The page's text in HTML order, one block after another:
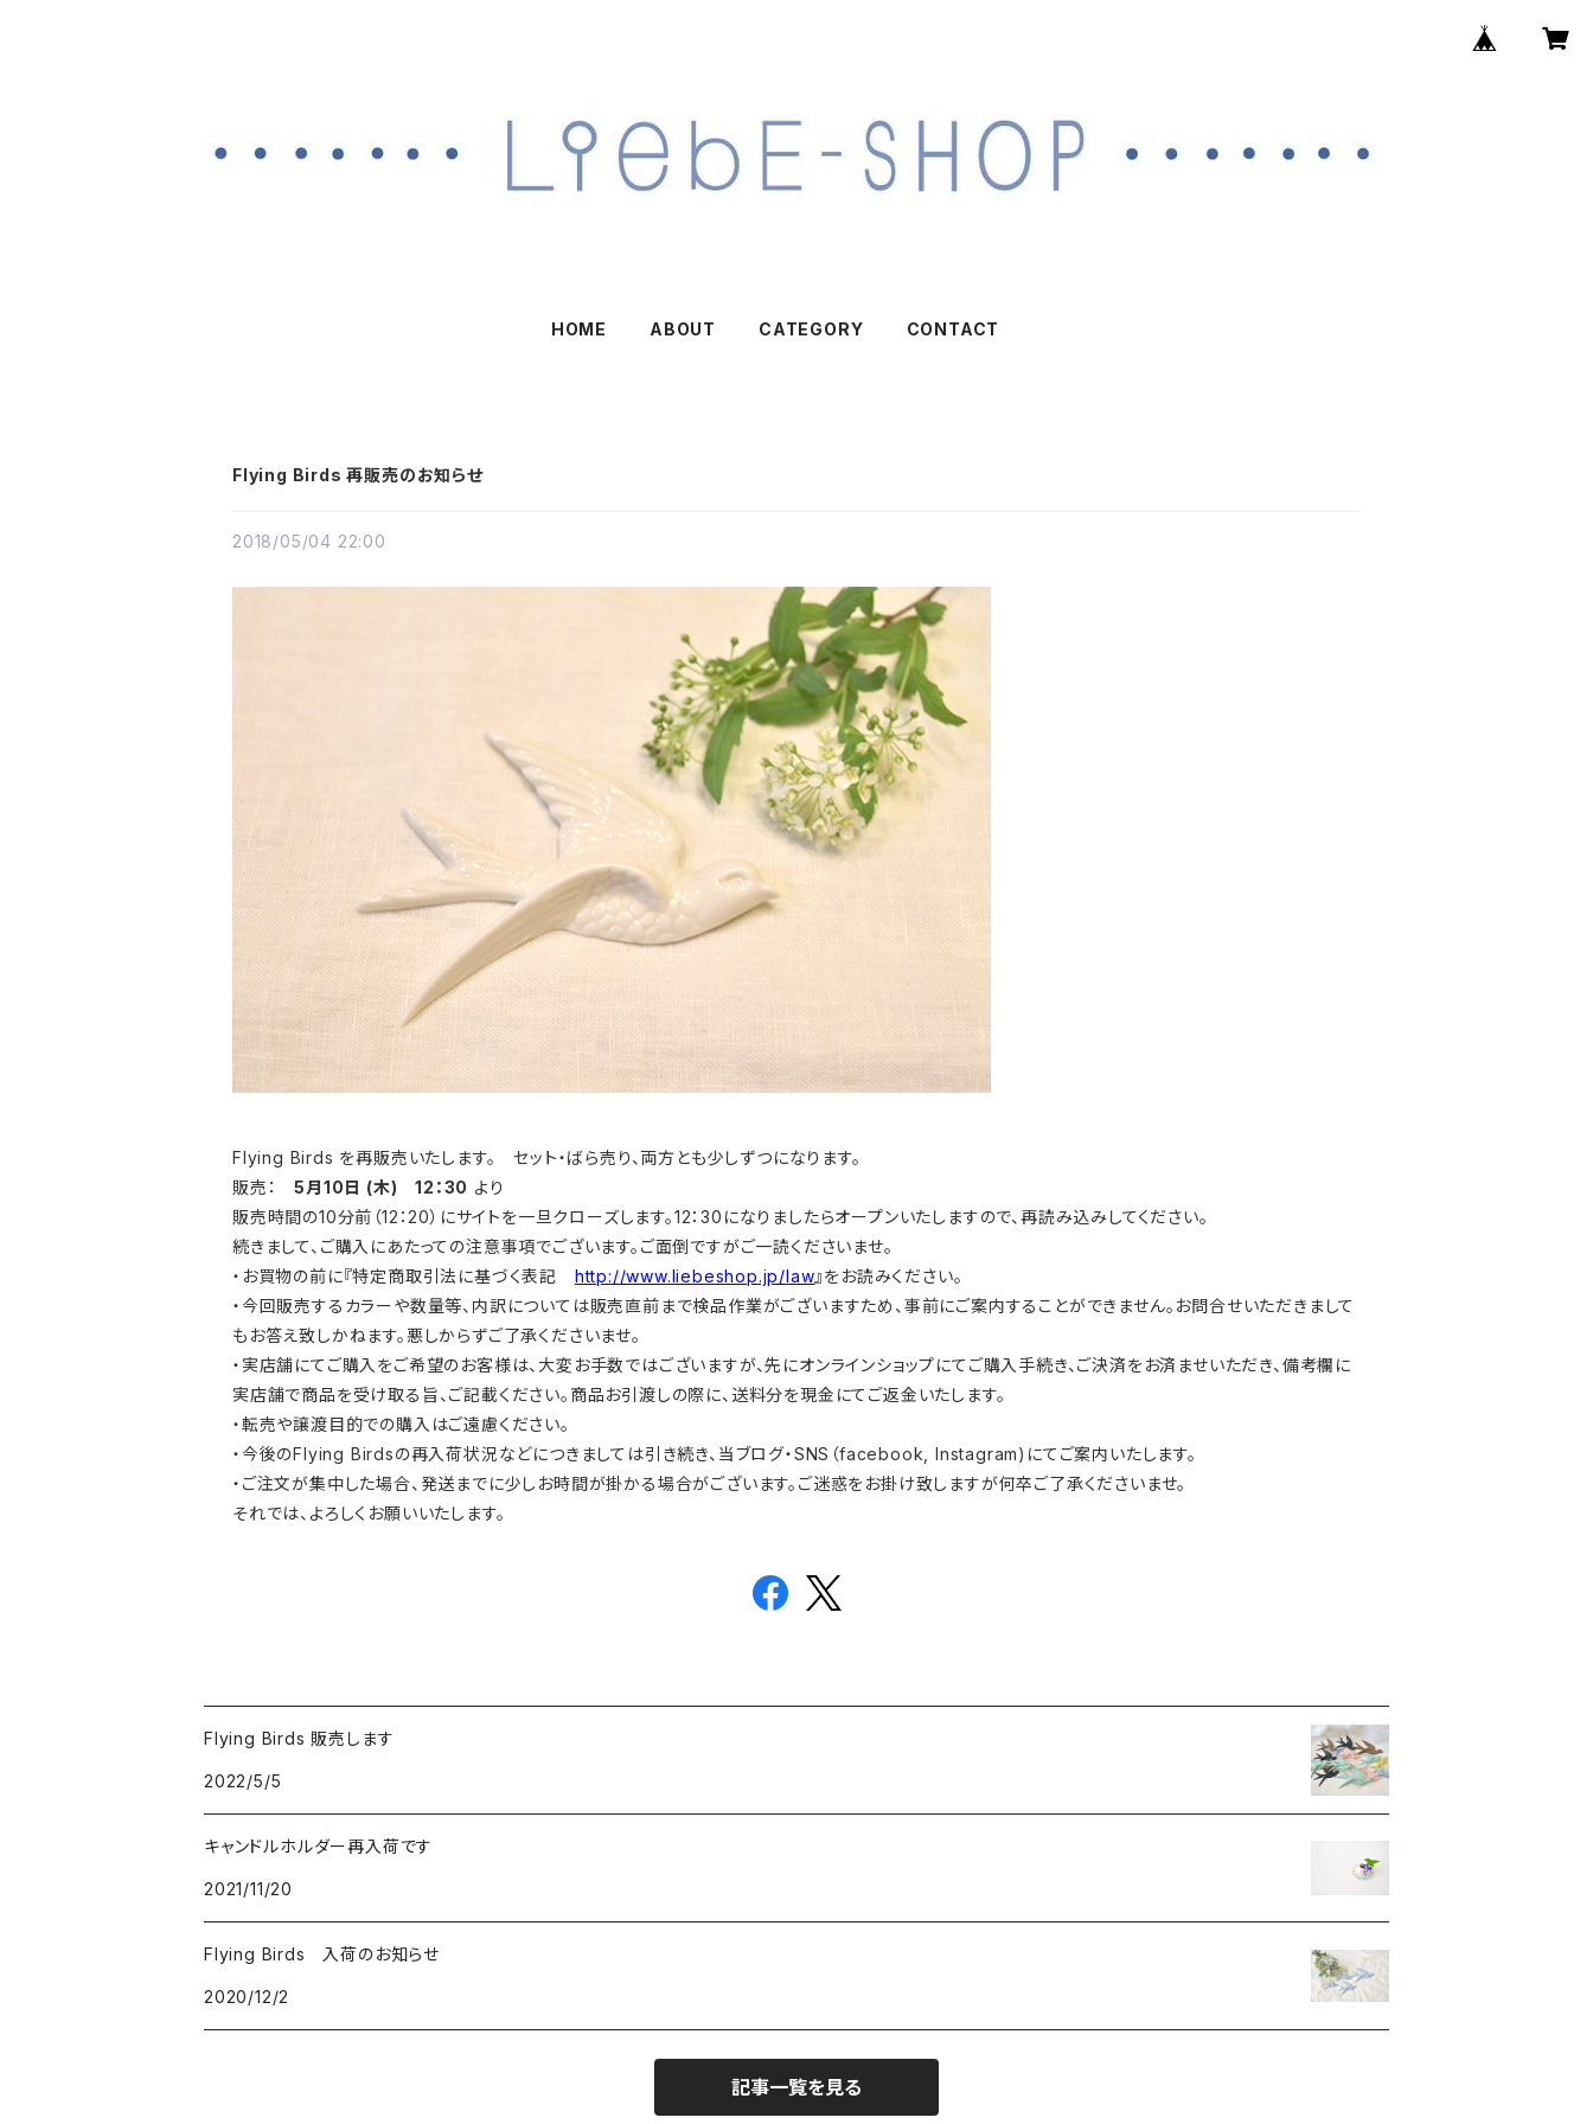
HOME ABOUT CATEGORY CONTACT
Flying Birds 再販売のお知らせ
2018/05/04 22:00
Flying Birds を再販売いたします。 セット・ばら売り、両方とも少しずつになります。
販売：5月10日 (木) 12：30 より
販売時間の10分前（12：20）にサイトを一旦クローズします。12：30になりましたらオープンいたしますので、再読み込みしてください。
続きまして、ご購入にあたっての注意事項でございます。ご面倒ですがご一読くださいませ。
・お買物の前に『特定商取引法に基づく表記 http://www.liebeshop.jp/law』をお読みください。
・今回販売するカラーや数量等、内訳については販売直前まで検品作業がございますため、事前にご案内することができません。お問合せいただきまして
もお答え致しかねます。悪しからずご了承くださいませ。
・実店舗にてご購入をご希望のお客様は、大変お手数ではございますが、先にオンラインショップにてご購入手続き、ご決済をお済ませいただき、備考欄に
実店舗で商品を受け取る旨、ご記載ください。商品お引渡しの際に、送料分を現金にてご返金いたします。
・転売や譲渡目的での購入はご遠慮ください。
・今後のFlying Birdsの再入荷状況などにつきましては引き続き、当ブログ・SNS（facebook, Instagram)にてご案内いたします。
・ご注文が集中した場合、発送までに少しお時間が掛かる場合がございます。ご迷惑をお掛け致しますが何卒ご了承くださいませ。
それでは、よろしくお願いいたします。
Flying Birds 販売します
2022/5/5
キャンドルホルダー再入荷です
2021/11/20
Flying Birds 入荷のお知らせ
2020/12/2
記事一覧を見る